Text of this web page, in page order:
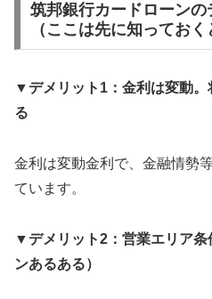
筑邦銀行カードローン
（ここは先に知っておく
▼デメリット1：金利は変動
る
金利は変動金利で、金融情勢
ています。
▼デメリット2：営業エリア
ンあるある）